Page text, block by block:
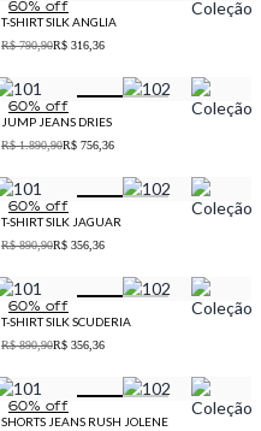
60% off
T-SHIRT SILK ANGLIA
R$ 790,90R$ 316,36
60% off
JUMP JEANS DRIES
R$ 1.890,90R$ 756,36
60% off
T-SHIRT SILK JAGUAR
R$ 890,90R$ 356,36
60% off
T-SHIRT SILK SCUDERIA
R$ 890,90R$ 356,36
60% off
SHORTS JEANS RUSH JOLENE